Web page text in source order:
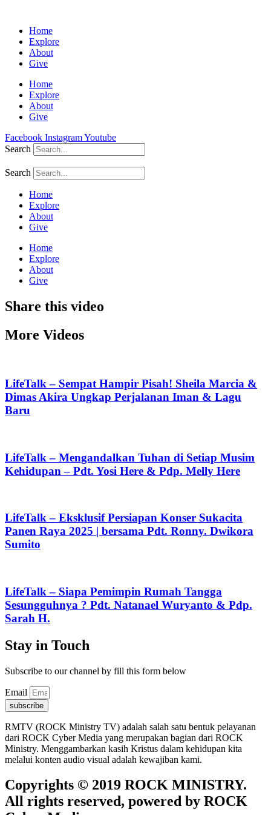
Home
Explore
About
Give
Home
Explore
About
Give
Facebook InstagramYoutube
Search
Search
Home
Explore
About
Give
Home
Explore
About
Give
Share this video
More Videos
LifeTalk – Sempat Hampir Pisah! Sheila Marcia &
Dimas Akira Ungkap Perjalanan Iman & Lagu
Baru
LifeTalk – Mengandalkan Tuhan di Setiap Musim
Kehidupan – Pdt. Yosi Here & Pdp. Melly Here
LifeTalk – Eksklusif Persiapan Konser Sukacita
Panen Raya 2025 | bersama Pdt. Ronny. Dwikora
Sumito
LifeTalk – Siapa Pemimpin Rumah Tangga
Sesungguhnya ? Pdt. Natanael Wuryanto & Pdp.
Sarah H.
Stay in Touch
Subscribe to our channel by fill this form below
Email
subscribe
RMTV (ROCK Ministry TV) adalah salah satu bentuk pelayanan
dari ROCK Cyber Media yang merupakan bagian dari ROCK
Ministry. Menggambarkan kasih Kristus dalam kehidupan kita
melalui konten audio visual adalah kewajiban kami.
Copyrights © 2019 ROCK MINISTRY.
All rights reserved, powered by ROCK